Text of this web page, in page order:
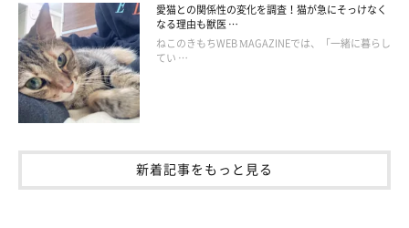
前足の裏を床につけたポーズ「足裏ぴたっ」
愛猫との関係性の変化を調査！猫が急にそっけなく
なる理由も獣医 …
ねこのきもちWEB MAGAZINEでは、「一緒に暮らし
てい …
新着記事をもっと見る